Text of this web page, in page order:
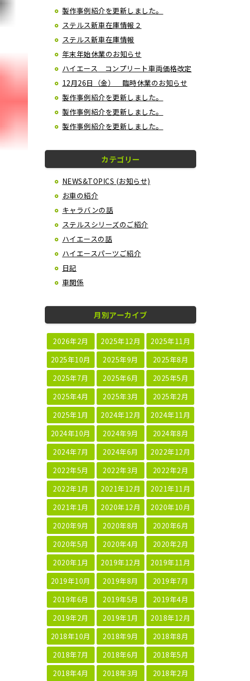
製作事例紹介を更新しました。
ステルス新車在庫情報２
ステルス新車在庫情報
年末年始休業のお知らせ
ハイエース コンプリート車両価格改定
12月26日（金） 臨時休業のお知らせ
製作事例紹介を更新しました。
製作事例紹介を更新しました。
製作事例紹介を更新しました。
カテゴリー
NEWS&TOPICS (お知らせ)
お車の紹介
キャラバンの話
ステルスシリーズのご紹介
ハイエースの話
ハイエースパーツご紹介
日記
車関係
月別アーカイブ
2026年2月 2025年12月
2025年11月
2025年10月
2025年9月
2025年8月
2025年7月
2025年6月
2025年5月
2025年4月
2025年3月
2025年2月
2025年1月
2024年12月
2024年11月
2024年10月
2024年9月
2024年8月
2024年7月
2024年6月
2022年12月
2022年5月
2022年3月
2022年2月
2022年1月
2021年12月
2021年11月
2021年1月
2020年12月
2020年10月
2020年9月
2020年8月
2020年6月
2020年5月
2020年4月
2020年2月
2020年1月
2019年12月
2019年11月
2019年10月
2019年8月
2019年7月
2019年6月
2019年5月
2019年4月
2019年2月
2019年1月
2018年12月
2018年10月
2018年9月
2018年8月
2018年7月
2018年6月
2018年5月
2018年4月
2018年3月
2018年2月